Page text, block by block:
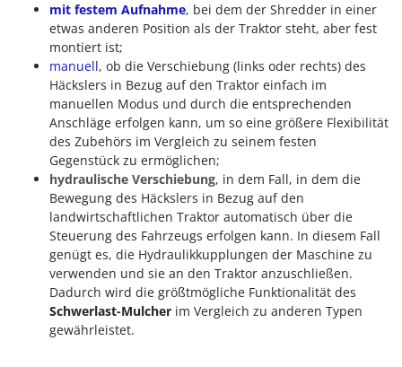
mit festem Aufnahme, bei dem der Shredder in einer
etwas anderen Position als der Traktor steht, aber fest
montiert ist;
manuell, ob die Verschiebung (links oder rechts) des
Häckslers in Bezug auf den Traktor einfach im
manuellen Modus und durch die entsprechenden
Anschläge erfolgen kann, um so eine größere Flexibilität
des Zubehörs im Vergleich zu seinem festen
Gegenstück zu ermöglichen;
hydraulische Verschiebung, in dem Fall, in dem die
Bewegung des Häckslers in Bezug auf den
landwirtschaftlichen Traktor automatisch über die
Steuerung des Fahrzeugs erfolgen kann. In diesem Fall
genügt es, die Hydraulikkupplungen der Maschine zu
verwenden und sie an den Traktor anzuschließen.
Dadurch wird die größtmögliche Funktionalität des
Schwerlast-Mulcher im Vergleich zu anderen Typen
gewährleistet.